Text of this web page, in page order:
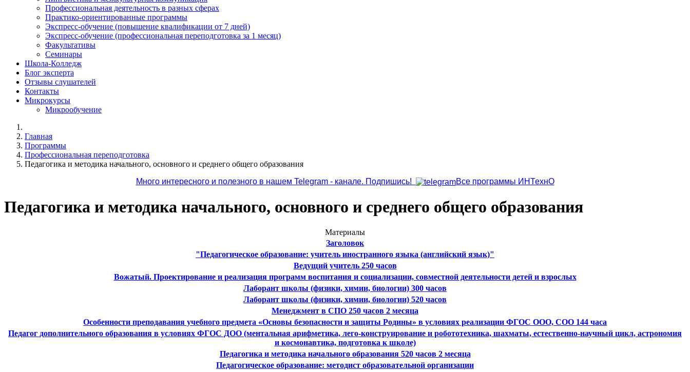
Профессиональная деятельность в разных сферах
Практико-ориентированные программы
Экспресс-обучение (повышение квалификации от 7 дней)
Экспресс-обучение (профессиональная переподготовка за 1 месяц)
Факультативы
Семинары
Школа-Колледж
Блог эксперта
Отзывы слушателей
Контакты
Микрокурсы
Микрообучение
Главная
Программы
Профессиональная переподготовка
Педагогика и методика начального, основного и среднего общего образования
Много интересного и полезного в нашем Telegram - канале. Подпишись!
Все программы ИНТехнО
Педагогика и методика начального, основного и среднего общего образования
Материалы
Заголовок
"Педагогическое образование: учитель иностранного языка (английский язык)"
Ведущий учитель 250 часов
Вожатый. Проектирование и реализация программ воспитания и социализации, совместной деятельности детей и взрослых
Лаборант школы (физики, химии, биологии) 300 часов
Лаборант школы (физики, химии, биологии) 520 часов
Менеджмент в СПО 250 часов 2 месяца
Особенности преподавания учебного предмета «Основы безопасности и защиты Родины» в условиях реализации ФГОС ООО, СОО 144 часа
Педагог дополнительного образования в условиях ФГОС ДОО (ментальная арифметика, лего-конструирование и робототехника, шахматы, естественно-научный цикл, астрономия
и космонавтика, подготовка к школе)
Педагогика и методика начального образования 520 часов 2 месяца
Педагогическое образование: методист образовательной организации